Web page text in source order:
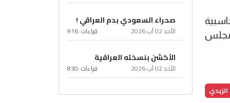
مجلس
صحراء السعودي بدم العراقي !
الأحد 02 آب 2026 قراءات :916
الأكشن بنسخته العراقية
الأحد 02 آب 2026 قراءات :830